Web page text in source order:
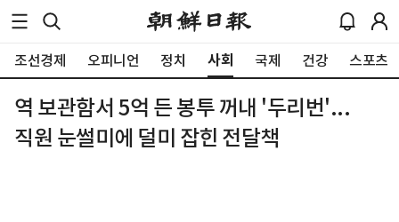
조선경제 오피니언 정치 사회 국제 건강 스포츠
역 보관함서 5억 든 봉투 꺼내 '두리번'...
직원 눈썰미에 덜미 잡힌 전달책